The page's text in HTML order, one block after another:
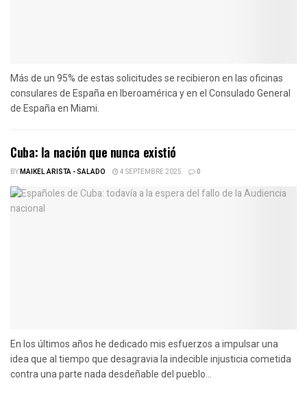
Más de un 95% de estas solicitudes se recibieron en las oficinas
consulares de España en Iberoamérica y en el Consulado General
de España en Miami.
Cuba: la nación que nunca existió
BYMAIKEL ARISTA - SALADO 4 SEPTEMBRE 2025 0
En los últimos años he dedicado mis esfuerzos a impulsar una
idea que al tiempo que desagravia la indecible injusticia cometida
contra una parte nada desdeñable del pueblo...